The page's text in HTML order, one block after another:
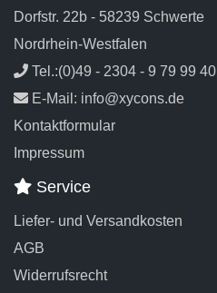
Dorfstr. 22b - 58239 Schwerte
Nordrhein-Westfalen
Tel.:(0)49 - 2304 - 9 79 99 40
E-Mail: info@xycons.de
Kontaktformular
Impressum
Service
Liefer- und Versandkosten
AGB
Widerrufsrecht